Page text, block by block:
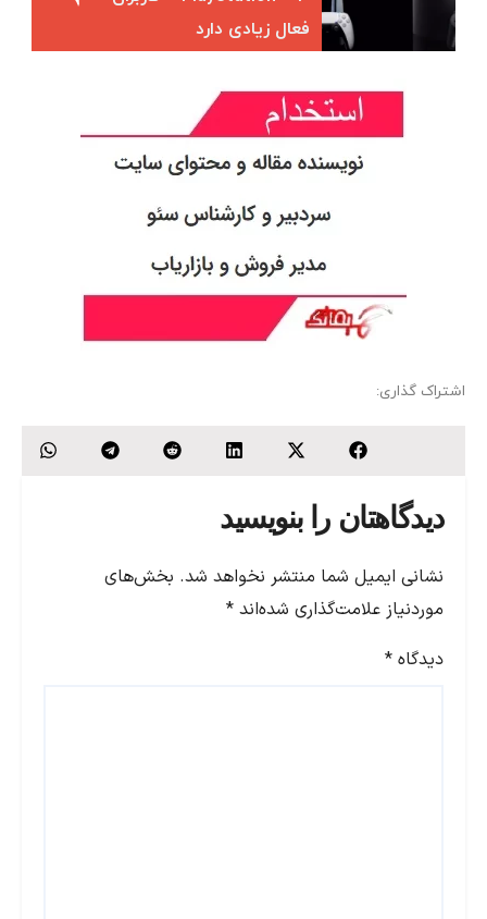
فعال زیادی دارد
اشتراک گذاری:
دیدگاهتان را بنویسید
نشانی ایمیل شما منتشر نخواهد شد. بخش‌های
موردنیاز علامت‌گذاری شده‌اند *
دیدگاه *